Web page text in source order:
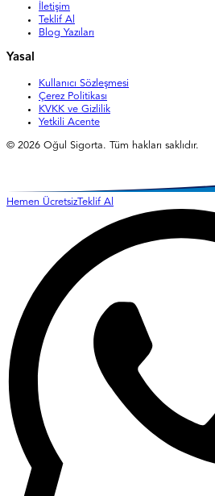
İletişim
Teklif Al
Blog Yazıları
Yasal
Kullanıcı Sözleşmesi
Çerez Politikası
KVKK ve Gizlilik
Yetkili Acente
© 2026 Oğul Sigorta. Tüm hakları saklıdır.
Hemen ÜcretsizTeklif Al